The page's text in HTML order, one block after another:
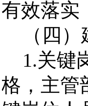
有效落实
（四
1.关键
格，主管